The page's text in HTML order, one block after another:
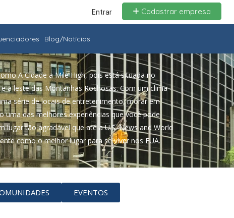
Entrar Cadastrar empresa
Blog/Notícias
A Cidade a Mile High, pois está situada no
a leste das Montanhas Rochosas. Com um clima
série de locais de entretenimento, morar em
uma das melhores experiências que você pode
lugar tão agradável que até a U.S. News and World
como o melhor lugar para se viver nos EUA.
EVENTOS